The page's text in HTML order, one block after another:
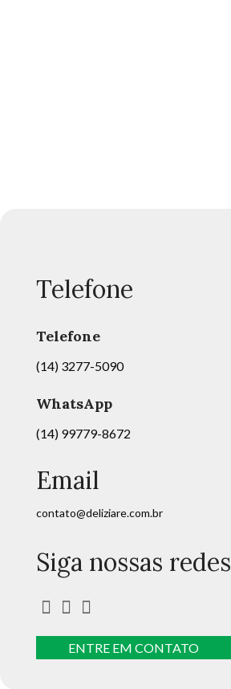
Telefone
Telefone
(14) 3277-5090
WhatsApp
(14) 99779-8672
Email
contato@deliziare.com.br
Siga nossas redes
ENTRE EM CONTATO